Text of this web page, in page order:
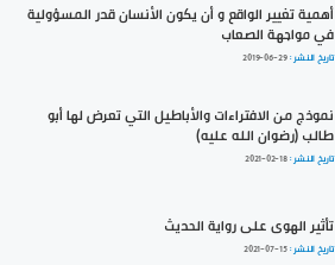
أهمية تغيير الواقع و أن يكون الأنسان قدر المسؤولية
في مواجهة الصعاب
تاريخ النشر :2019-06-29
نموذج من الافتراءات والأباطيل التي تعرض لها أبو
طالب (رضوان الله عليه)
تاريخ النشر :2021-02-18
تأثير الهوى على رواية الحديث
تاريخ النشر :2021-07-15